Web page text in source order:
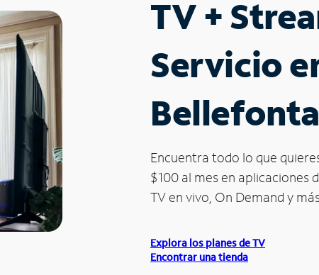
TV +
Servicio
Encuentra todo lo que
$100 al mes en aplicaciones
TV en vivo, On Demand y
Explora los planes de TV
Encontrar una tienda